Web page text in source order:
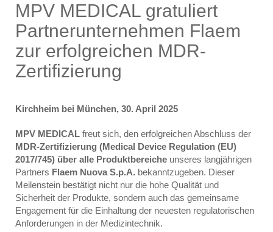
MPV MEDICAL gratuliert
Partnerunternehmen Flaem
zur erfolgreichen MDR-
Zertifizierung
Kirchheim bei München, 30. April 2025
MPV MEDICAL freut sich, den erfolgreichen Abschluss der
MDR-Zertifizierung (Medical Device Regulation (EU)
2017/745) über alle Produktbereiche unseres langjährigen
Partners Flaem Nuova S.p.A. bekanntzugeben. Dieser
Meilenstein bestätigt nicht nur die hohe Qualität und
Sicherheit der Produkte, sondern auch das gemeinsame
Engagement für die Einhaltung der neuesten regulatorischen
Anforderungen in der Medizintechnik.